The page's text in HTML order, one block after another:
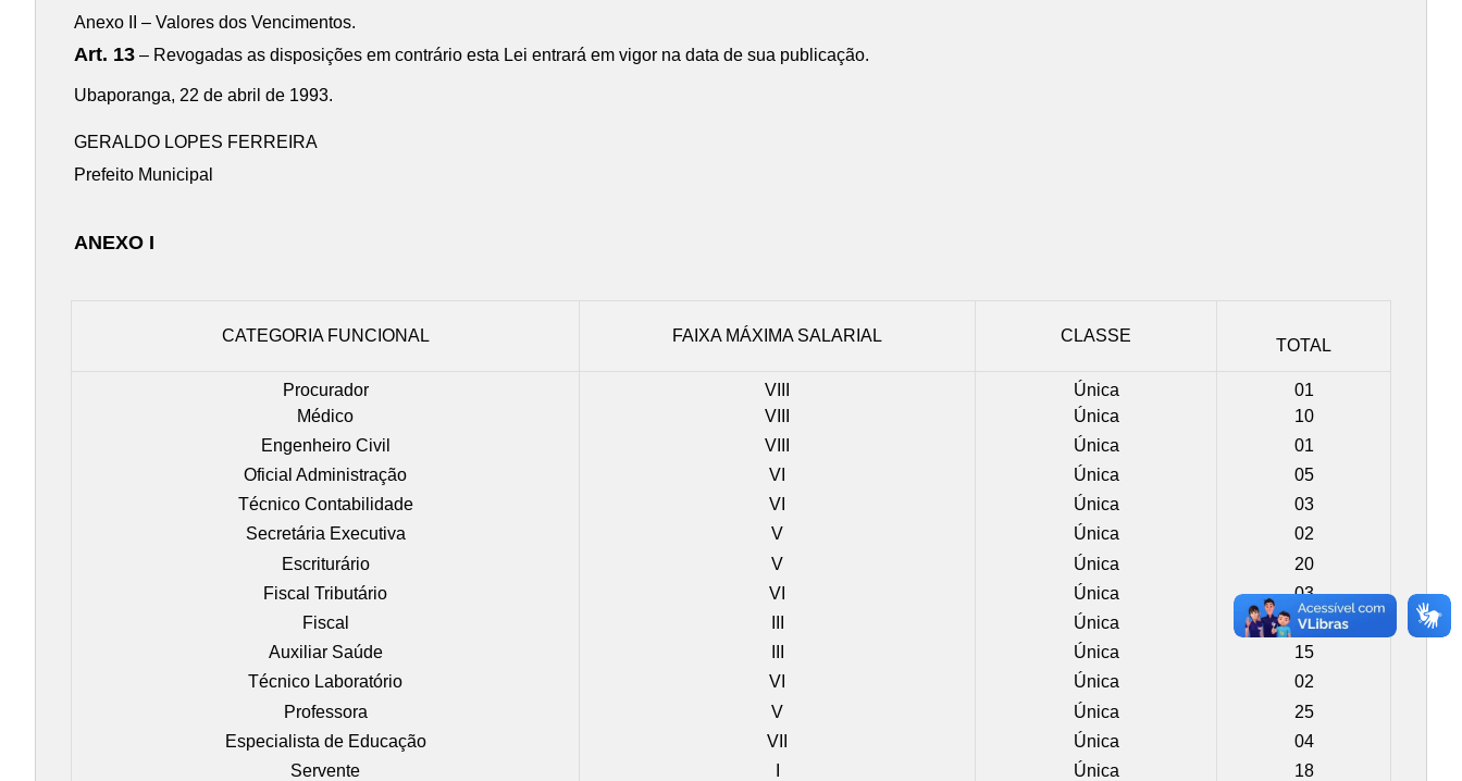
Anexo II – Valores dos Vencimentos.
Art. 13 – Revogadas as disposições em contrário esta Lei entrará em vigor na data de sua publicação.
Ubaporanga, 22 de abril de 1993.
GERALDO LOPES FERREIRA
Prefeito Municipal
ANEXO I
CATEGORIA FUNCIONAL FAIXA MÁXIMA SALARIAL CLASSE
TOTAL
Procurador
Médico
Engenheiro Civil
Oficial Administração
Técnico Contabilidade
Secretária Executiva
Escriturário
Fiscal Tributário
Fiscal
Auxiliar Saúde
Técnico Laboratório
Professora
Especialista de Educação
Servente
VIII
VIII
VIII
VI
VI
V
V
VI
VI
V
VII
Única
Única
Única
Única
Única
Única
Única
Única
Única
Única
Única
Única
Única
Única
01
10
01
05
03
02
20
03
02
15
02
25
04
18